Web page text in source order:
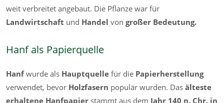
weit verbreitet angebaut. Die Pflanze war für
Landwirtschaft und Handel von großer Bedeutung.
Hanf als Papierquelle
Hanfwurde als Hauptquelle für die Papierherstellung
verwendet, bevor Holzfasern populär wurden. Das älteste
erhaltene Hanfpapier stammt aus dem Jahr 140 n. Chr. in